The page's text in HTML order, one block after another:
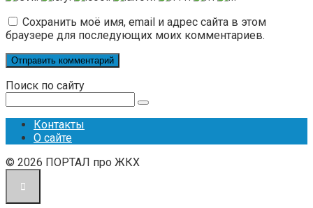
Сохранить моё имя, email и адрес сайта в этом
браузере для последующих моих комментариев.
Поиск по сайту
Контакты
О сайте
© 2026 ПОРТАЛ про ЖКХ